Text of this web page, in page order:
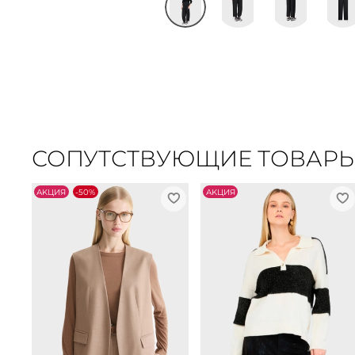
СОПУТСТВУЮЩИЕ
АKЦИЯ -50% АKЦИЯ